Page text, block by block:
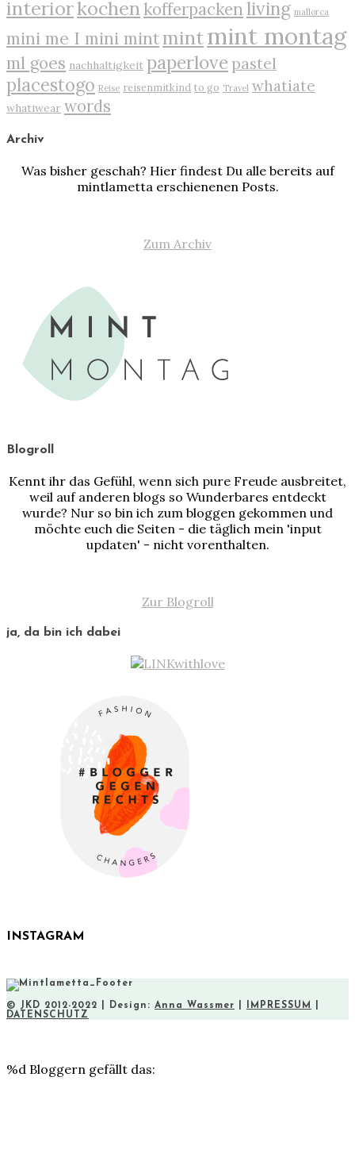
interiorkochenkofferpackenliving mallorca
mini me I mini mintmintmint montag
ml goes nachhaltigkeit paperlove pastel
placestogo Reise reisenmitkind to go Travel whatiate
whatiwear words
Archiv
Was bisher geschah? Hier findest Du alle bereits auf
mintlametta erschienenen Posts.
Zum Archiv
Blogroll
Kennt ihr das Gefühl, wenn sich pure Freude ausbreitet,
weil auf anderen blogs so Wunderbares entdeckt
wurde? Nur so bin ich zum bloggen gekommen und
möchte euch die Seiten - die täglich mein 'input
updaten' - nicht vorenthalten.
Zur Blogroll
ja, da bin ich dabei
INSTAGRAM
© JKD 2012-2022 | Design: Anna Wassmer IMPRESSUM
DATENSCHUTZ
%d Bloggern gefällt das: